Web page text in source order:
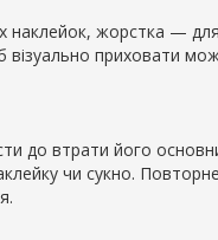
наклейок, жорстка —
візуально приховати
до втрати його
чи сукно.